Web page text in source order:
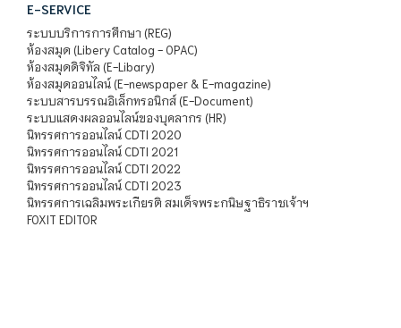
E-SERVICE
ระบบบริการการศึกษา (REG)
ห้องสมุด (Libery Catalog - OPAC)
ห้องสมุดดิจิทัล (E-Libary)
ห้องสมุดออนไลน์ (E-newspaper & E-magazine)
ระบบสารบรรณอิเล็กทรอนิกส์ (E-Document)
ระบบแสดงผลออนไลน์ของบุคลากร (HR)
นิทรรศการออนไลน์ CDTI 2020
นิทรรศการออนไลน์ CDTI 2021
นิทรรศการออนไลน์ CDTI 2022
นิทรรศการออนไลน์ CDTI 2023
นิทรรศการเฉลิมพระเกียรติ สมเด็จพระกนิษฐาธิราชเจ้าฯ
FOXIT EDITOR